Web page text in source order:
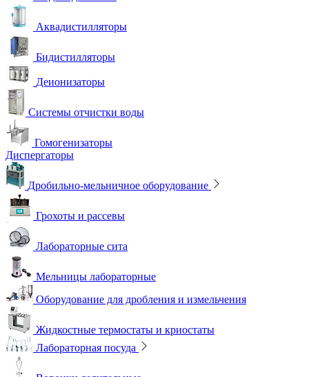
Аквадистилляторы
Бидистилляторы
Деионизаторы
Системы отчистки воды
Гомогенизаторы
Диспергаторы
Дробильно-мельничное оборудование
Грохоты и рассевы
Лабораторные сита
Мельницы лабораторные
Оборудование для дробления и измельчения
Жидкостные термостаты и криостаты
Лабораторная посуда